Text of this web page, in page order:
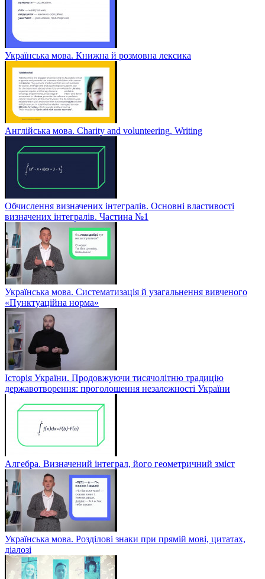
Українська мова. Книжна й розмовна лексика
Англійська мова. Charity and volunteering. Writing
Обчислення визначених інтегралів. Основні властивості
визначених інтегралів. Частина №1
Українська мова. Систематизація й узагальнення вивченого
«Пунктуаційна норма»
Історія України. Продовжуючи тисячолітню традицію
державотворення: проголошення незалежності України
Алгебра. Визначений інтеграл, його геометричний зміст
Українська мова. Розділові знаки при прямій мові, цитатах,
діалозі